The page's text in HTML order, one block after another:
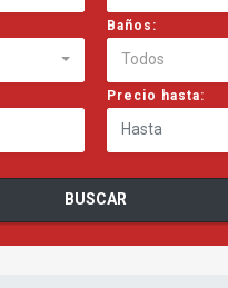
Baños:
Todos
Precio hasta:
BUSCAR